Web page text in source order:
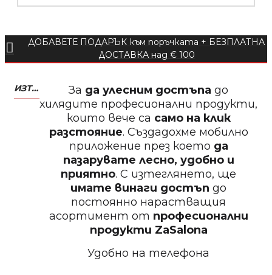
БЕЗПЛАТНО
БЕЗПЛАТНО
Пила за нокти 12cm
ДОБАВЕТЕ ПОДАРЪК към поръчката + БЕЗПЛАТНА
ДОСТАВКА над € 100
ИЗТЕГЛЕТЕ МОБИЛНО ПРИЛОЖЕНИЕ ZASALONA За да улесним достъпадо
хилядите професионални продукти,
които вече са само на клик
разстояние. Създадохме мобилно
приложение през което да
пазарувате лесно, удобно и
приятно. С изтеглянето, ще
имате винаги достъп до
постоянно нарастващия
асортимент от професионални
продукти ZaSalona
Удобно на телефона